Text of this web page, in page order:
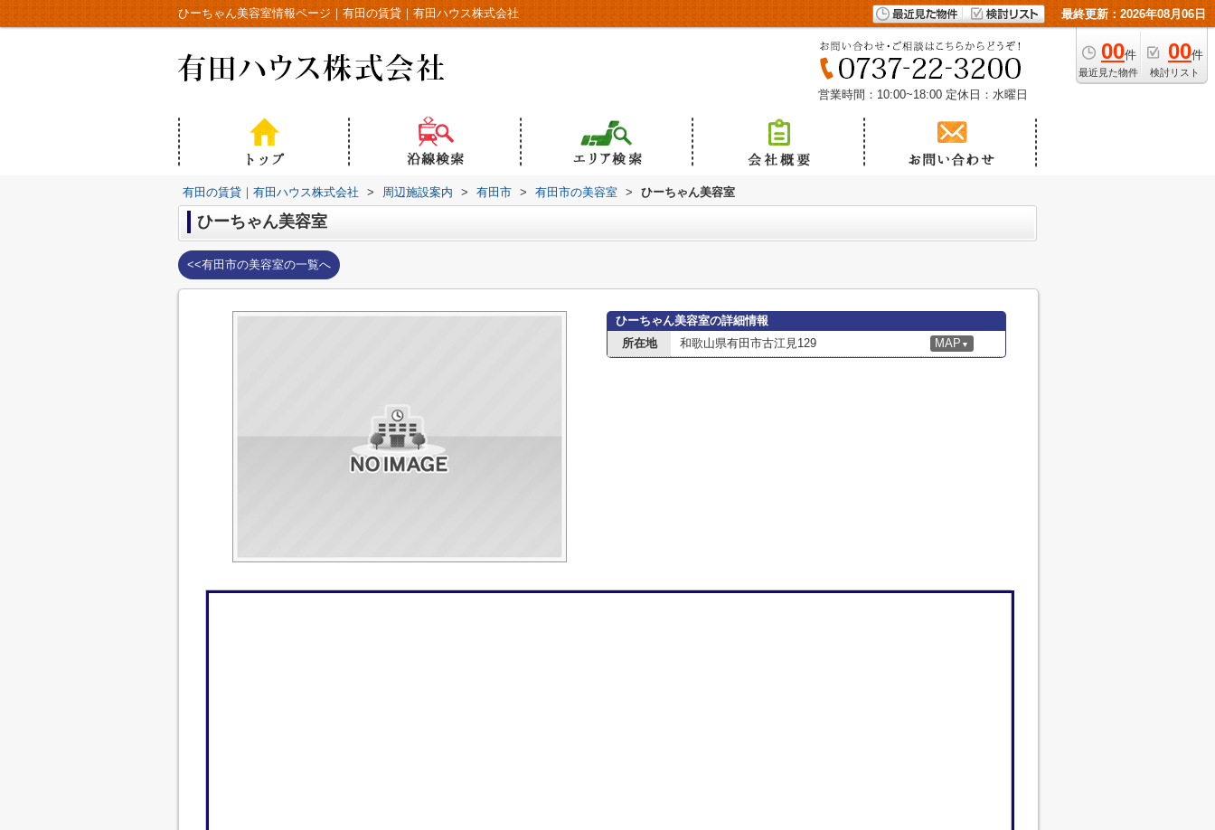
ひーちゃん美容室情報ページ｜有田の賃貸｜有田ハウス株式会社 最終更新：2026年08月06日
00件
最近見た物件
00件
検討リスト
営業時間：10:00~18:00 定休日：水曜日
有田の賃貸｜有田ハウス株式会社 > 周辺施設案内 > 有田市 > 有田市の美容室 > ひーちゃん美容室
ひーちゃん美容室
<<有田市の美容室の一覧へ
ひーちゃん美容室の詳細情報
所在地
和歌山県有田市古江見129 MAP ▼